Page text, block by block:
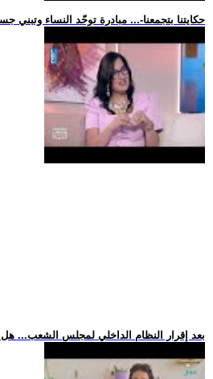
.. -حكايتنا بتجمعنا-... مبادرة توحّد النساء وتبني
.. بعد إقرار النظام الداخلي لمجلس الشعب... هل